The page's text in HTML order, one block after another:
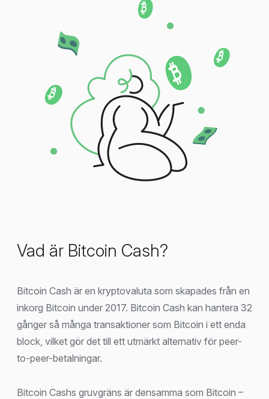
Vad är Bitcoin Cash?
Bitcoin Cash är en kryptovaluta som skapades från en
inkorg Bitcoin under 2017. Bitcoin Cash kan hantera 32
gånger så många transaktioner som Bitcoin i ett enda
block, vilket gör det till ett utmärkt alternativ för peer-
to-peer-betalningar.
Bitcoin Cashs gruvgräns är densamma som Bitcoin –